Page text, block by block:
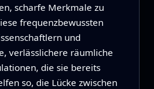
scharfe Merkmale zu
frequenzbewussten
und
verlässlichere räumliche
die sie bereits
so, die Lücke zwischen